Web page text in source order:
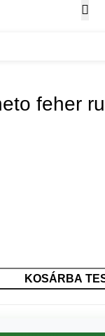
feher
KOSÁRBA